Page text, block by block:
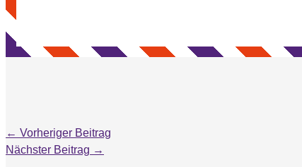
← Vorheriger Beitrag
Nächster Beitrag →